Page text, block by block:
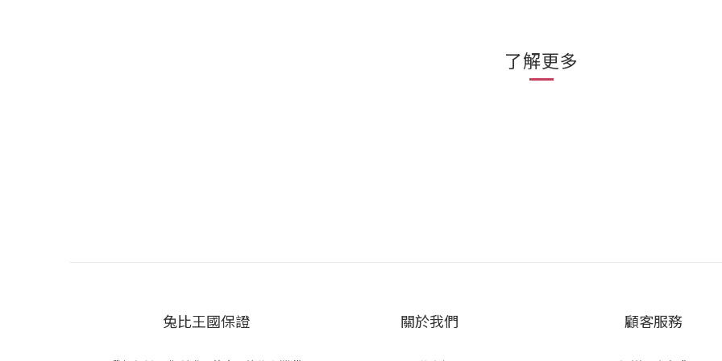
了解更多
兔比王國保證 關於我們 顧客服務